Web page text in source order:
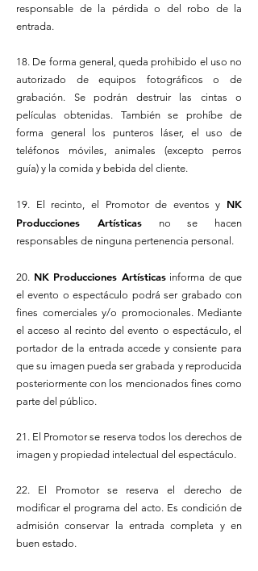
responsable de la pérdida o del robo de la
entrada.
18. De forma general, queda prohibido el uso no
autorizado de equipos fotográficos o de
grabación. Se podrán destruir las cintas o
películas obtenidas. También se prohíbe de
forma general los punteros láser, el uso de
teléfonos móviles, animales (excepto perros
guía) y la comida y bebida del cliente.
19. El recinto, el Promotor de eventos y NK
Producciones Artísticasno se hacen
responsables de ninguna pertenencia personal.
20. NK Producciones Artísticasinforma de que
el evento o espectáculo podrá ser grabado con
fines comerciales y/o promocionales. Mediante
el acceso al recinto del evento o espectáculo, el
portador de la entrada accede y consiente para
que su imagen pueda ser grabada y reproducida
posteriormente con los mencionados fines como
parte del público.
21. El Promotor se reserva todos los derechos de
imagen y propiedad intelectual del espectáculo.
22. El Promotor se reserva el derecho de
modificar el programa del acto. Es condición de
admisión conservar la entrada completa y en
buen estado.